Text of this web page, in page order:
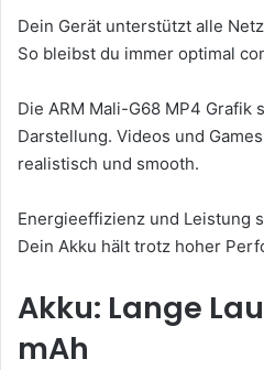
Dein Gerät unterstützt alle
So bleibst du immer optimal
Die ARM Mali-G68 MP4 Grafik
Darstellung. Videos und
realistisch und smooth.
Energieeffizienz und Leistung
Dein Akku hält trotz hoher
Akku: Lange
mAh